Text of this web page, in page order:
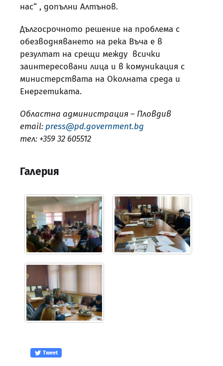
нас“ , допълни Алтънов.
Дългосрочното решение на проблема с
обезводняването на река Въча е в
резултат на срещи между всички
заинтересовани лица и в комуникация с
министерствата на Околната среда и
Енергетиката.
Областна администрация – Пловдив
email: press@pd.government.bg
тел: +359 32 605512
Галерия
Tweet